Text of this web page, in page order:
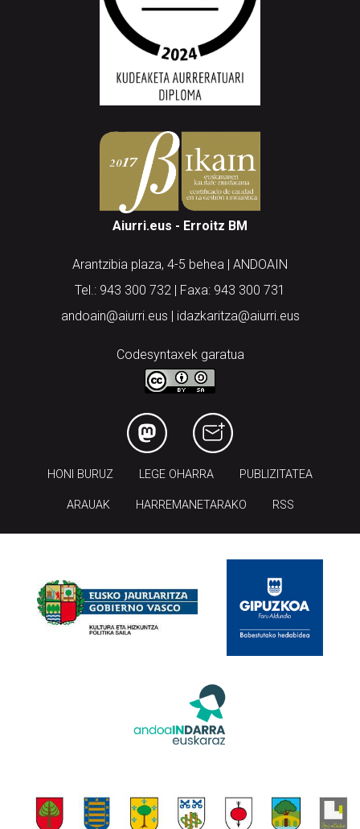
Aiurri.eus - Erroitz BM
Arantzibia plaza, 4-5 behea | ANDOAIN
Tel.: 943 300 732 | Faxa: 943 300 731
andoain@aiurri.eus | idazkaritza@aiurri.eus
Codesyntaxek garatua
HONI BURUZ LEGE OHARRA PUBLIZITATEA
ARAUAK HARREMANETARAKO RSS